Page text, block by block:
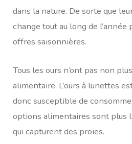
dans la nature. De sorte que
change tout au long de l’année
offres saisonnières.
Tous les ours n’ont pas non
alimentaire. L’ours à lunettes
donc susceptible de
options alimentaires sont plus
qui capturent des proies.